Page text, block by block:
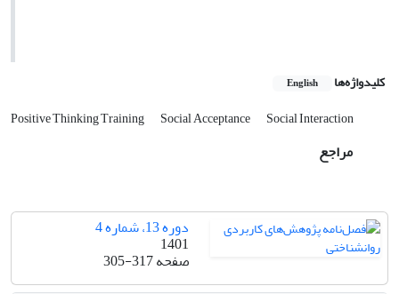
کلیدواژه‌ها English
Positive Thinking Training Social Acceptance Social Interaction
مراجع
دوره 13، شماره 4
1401
صفحه305-317